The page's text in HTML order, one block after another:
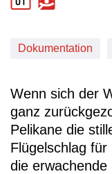
Dokumentation
Wenn sich der
ganz
Pelikane die
Flügelschlag
die